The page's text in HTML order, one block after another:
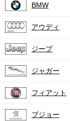
BMW
アウディ
ジープ
ジャガー
フィアット
プジョー